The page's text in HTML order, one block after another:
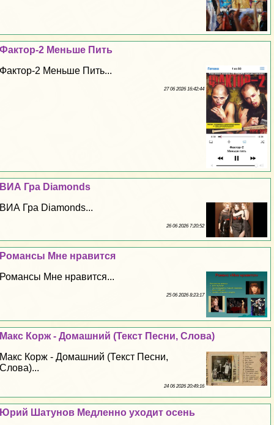
Фактор-2 Меньше Пить
Фактор-2 Меньше Пить...
27 06 2026 16:42:44
ВИА Гра Diamonds
ВИА Гра Diamonds...
26 06 2026 7:20:52
Романсы Мне нравится
Романсы Мне нравится...
25 06 2026 8:23:17
Макс Корж - Домашний (Текст Песни, Слова)
Макс Корж - Домашний (Текст Песни,
Слова)...
24 06 2026 20:49:16
Юрий Шатунов Медленно уходит осень